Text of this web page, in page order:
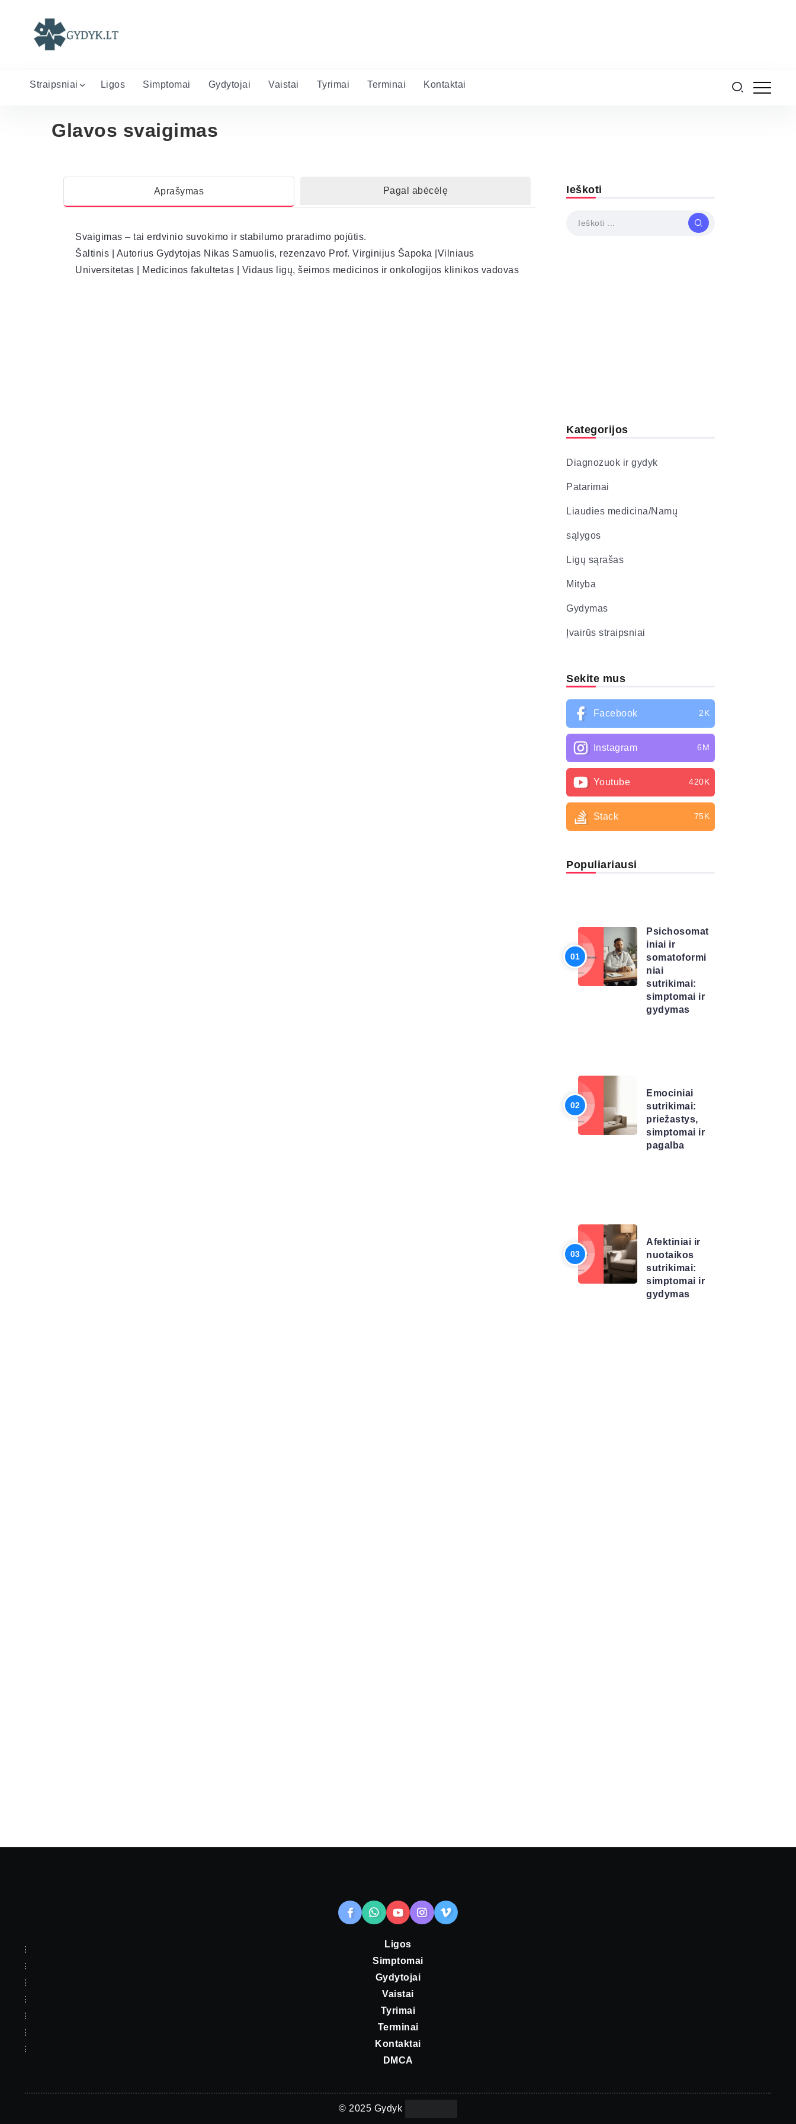
Straipsniai Ligos Simptomai Gydytojai Vaistai Tyrimai Terminai Kontaktai
Glavos svaigimas
Aprašymas Pagal abėcėlę
Svaigimas – tai erdvinio suvokimo ir stabilumo praradimo pojūtis.
Šaltinis | Autorius Gydytojas Nikas Samuolis, rezenzavo Prof. Virginijus Šapoka |Vilniaus
Universitetas | Medicinos fakultetas | Vidaus ligų, šeimos medicinos ir onkologijos klinikos vadovas
Ieškoti
Kategorijos
Diagnozuok ir gydyk
Patarimai
Liaudies medicina/Namų
sąlygos
Ligų sąrašas
Mityba
Gydymas
Įvairūs straipsniai
Sekite mus
Facebook 2K
Instagram 6M
Youtube 420K
Stack 75K
Populiariausi
Psichosomat
iniai ir
somatoformi
niai
sutrikimai:
simptomai ir
gydymas
Emociniai
sutrikimai:
priežastys,
simptomai ir
pagalba
Afektiniai ir
nuotaikos
sutrikimai:
simptomai ir
gydymas
Ligos
Simptomai
Gydytojai
Vaistai
Tyrimai
Terminai
Kontaktai
DMCA
© 2025 Gydyk